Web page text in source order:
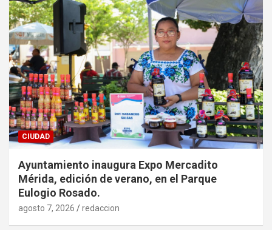
CIUDAD
Ayuntamiento inaugura Expo Mercadito
Mérida, edición de verano, en el Parque
Eulogio Rosado.
agosto 7, 2026 redaccion